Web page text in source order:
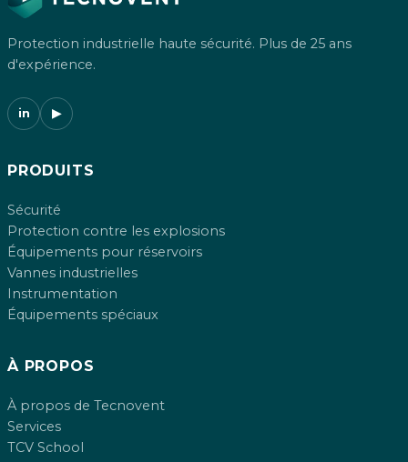
Protection industrielle haute sécurité. Plus de 25 ans
d'expérience.
in ▶
PRODUITS
Sécurité
Protection contre les explosions
Équipements pour réservoirs
Vannes industrielles
Instrumentation
Équipements spéciaux
À PROPOS
À propos de Tecnovent
Services
TCV School